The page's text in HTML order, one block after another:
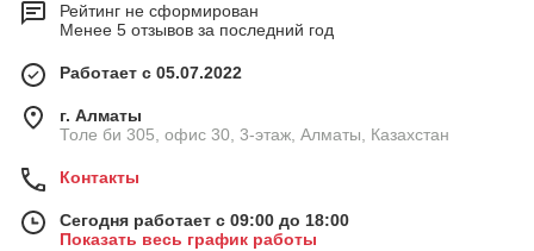
Рейтинг не сформирован
Менее 5 отзывов за последний год
Работает с 05.07.2022
г. Алматы
Толе би 305, офис 30, 3-этаж, Алматы, Казахстан
Контакты
Сегодня работает с 09:00 до 18:00
Показать весь график работы